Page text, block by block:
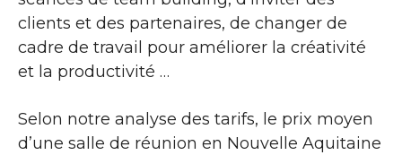
clients et des partenaires, de changer de
cadre de travail pour améliorer la créativité
et la productivité …
Selon notre analyse des tarifs, le prix moyen
d’une salle de réunion en Nouvelle Aquitaine